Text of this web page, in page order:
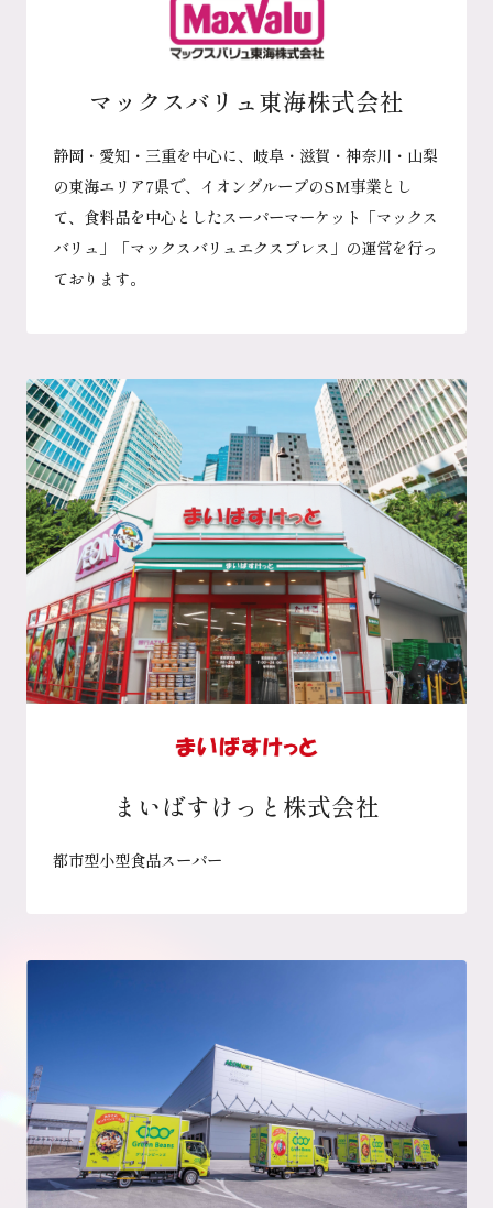
マックスバリュ東海株式会社
静岡・愛知・三重を中心に、岐阜・滋賀・神奈川・山梨
の東海エリア7県で、イオングループのSM事業とし
て、食料品を中心としたスーパーマーケット「マックス
バリュ」「マックスバリュエクスプレス」の運営を行っ
ております。
まいばすけっと株式会社
都市型小型食品スーパー